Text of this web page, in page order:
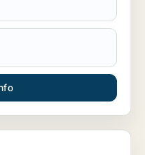
produktionslokaler til salg